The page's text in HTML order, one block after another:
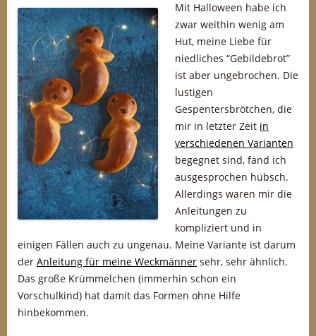
Mit Halloween habe ich
zwar weithin wenig am
Hut, meine Liebe für
niedliches “Gebildebrot”
ist aber ungebrochen. Die
lustigen
Gespentersbrötchen, die
mir in letzter Zeit in
verschiedenen Varianten
begegnet sind, fand ich
ausgesprochen hübsch.
Allerdings waren mir die
Anleitungen zu
kompliziert und in
einigen Fällen auch zu ungenau. Meine Variante ist darum
der Anleitung für meine Weckmänner sehr, sehr ähnlich.
Das große Krümmelchen (immerhin schon ein
Vorschulkind) hat damit das Formen ohne Hilfe
hinbekommen.